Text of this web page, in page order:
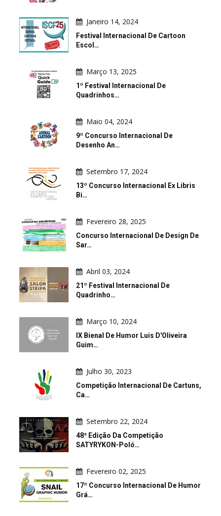
Janeiro 14, 2024
Festival Internacional De Cartoon
Escol…
Março 13, 2025
1º Festival Internacional De
Quadrinhos…
Maio 04, 2024
9º Concurso Internacional De
Desenho An…
Setembro 17, 2024
13º Concurso Internacional Ex Libris
Bi…
Fevereiro 28, 2025
Concurso Internacional De Design De
Sar…
Abril 03, 2024
21º Festival Internacional De
Quadrinho…
Março 10, 2024
IX Bienal De Humor Luis D'Oliveira
Guim…
Julho 30, 2023
Competição Internacional De Cartuns,
Ca…
Setembro 22, 2024
48ª Edição Da Competição
SATYRYKON-Poló…
Fevereiro 02, 2025
17º Concurso Internacional De Humor
Grá…